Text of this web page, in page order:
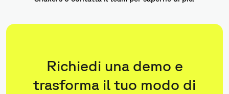
Richiedi una demo e
trasforma il tuo modo di